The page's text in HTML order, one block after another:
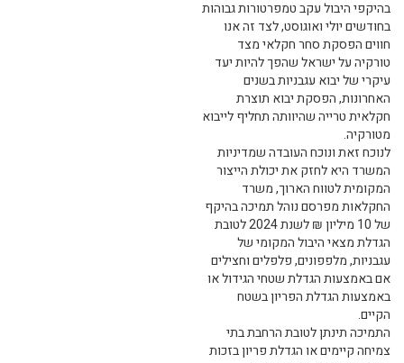
בהיקפי היבול עקב טמפרטורות גבוהות
בחודשים יולי ואוגוסט, לצד זה אנו
חווים הפסקת סחר חקלאי מצד
טורקיה על ישראל שהפך להיות יעד
עיקרי של יבוא עגבניות בשנים
האחרונות, הפסקת יבוא תוצרת
חקלאית טרייה שהיוותה תחליף לייבוא
מטורקיה.
לנוכח זאת ונוכח העובדה שמדיניות
המשרד היא לחזק את יכולת הייצור
המקומית לטווח הארוך, משרד
החקלאות מפרסם נוהל תמיכה בהיקף
של 10 מיליון ₪ לשנת 2024 לטובת
הגדלת מצאי היבול המקומי של
עגבניות, מלפפונים, פלפלים וחצילים
אם באמצעות הגדלת שטחי הגידול או
באמצעות הגדלת הפריון בשטח
הקיים.
התמיכה תינתן לטובת הרחבת בתי
צמיחה קיימים או הגדלת פריון בזכות